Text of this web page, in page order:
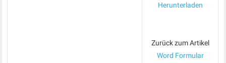
Herunterladen
Zurück zum Artikel
Word Formular